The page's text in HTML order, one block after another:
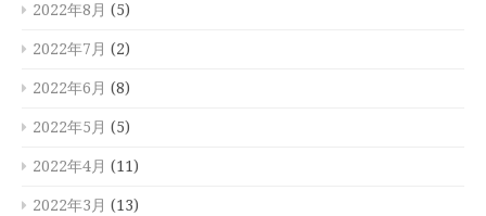
2022年8月 (5)
2022年7月 (2)
2022年6月 (8)
2022年5月 (5)
2022年4月 (11)
2022年3月 (13)